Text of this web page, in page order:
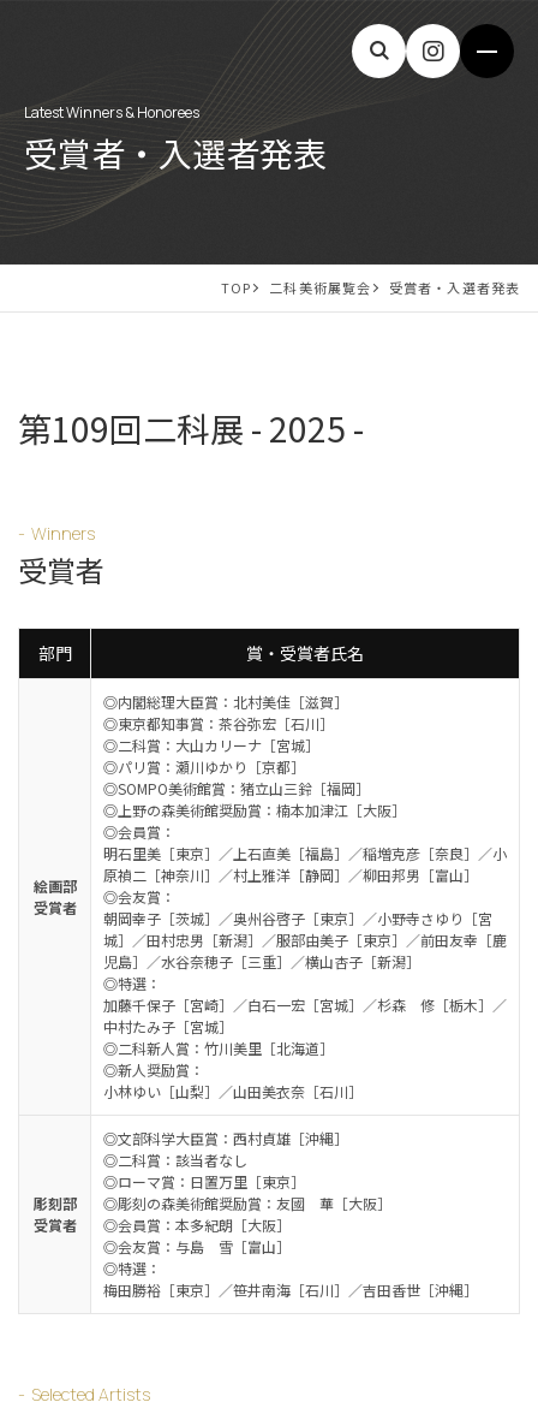
Latest Winners & Honorees
受賞者・入選者発表
TOP 二科美術展覧会 受賞者・入選者発表
第109回二科展 - 2025 -
Winners
受賞者
部門 賞・受賞者氏名
絵画部
受賞者
◎内閣総理大臣賞：北村美佳［滋賀］
◎東京都知事賞：茶谷弥宏［石川］
◎二科賞：大山カリーナ［宮城］
◎パリ賞：瀬川ゆかり［京都］
◎SOMPO美術館賞：猪立山三鈴［福岡］
◎上野の森美術館奨励賞：楠本加津江［大阪］
◎会員賞：
明石里美［東京］／上石直美［福島］／稲増克彦［奈良］／小
原禎二［神奈川］／村上雅洋［静岡］／柳田邦男［富山］
◎会友賞：
朝岡幸子［茨城］／奥州谷啓子［東京］／小野寺さゆり［宮
城］／田村忠男［新潟］／服部由美子［東京］／前田友幸［鹿
児島］／水谷奈穂子［三重］／横山杏子［新潟］
◎特選：
加藤千保子［宮崎］／白石一宏［宮城］／杉森 修［栃木］／
中村たみ子［宮城］
◎二科新人賞：竹川美里［北海道］
◎新人奨励賞：
小林ゆい［山梨］／山田美衣奈［石川］
彫刻部
受賞者
◎文部科学大臣賞：西村貞雄［沖縄］
◎二科賞：該当者なし
◎ローマ賞：日置万里［東京］
◎彫刻の森美術館奨励賞：友國 華［大阪］
◎会員賞：本多紀朗［大阪］
◎会友賞：与島 雪［富山］
◎特選：
梅田勝裕［東京］／笹井南海［石川］／吉田香世［沖縄］
Selected Artists